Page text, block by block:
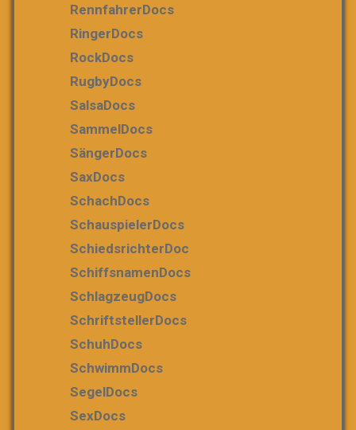
RennfahrerDocs
RingerDocs
RockDocs
RugbyDocs
SalsaDocs
SammelDocs
SängerDocs
SaxDocs
SchachDocs
SchauspielerDocs
SchiedsrichterDoc
SchiffsnamenDocs
SchlagzeugDocs
SchriftstellerDocs
SchuhDocs
SchwimmDocs
SegelDocs
SexDocs